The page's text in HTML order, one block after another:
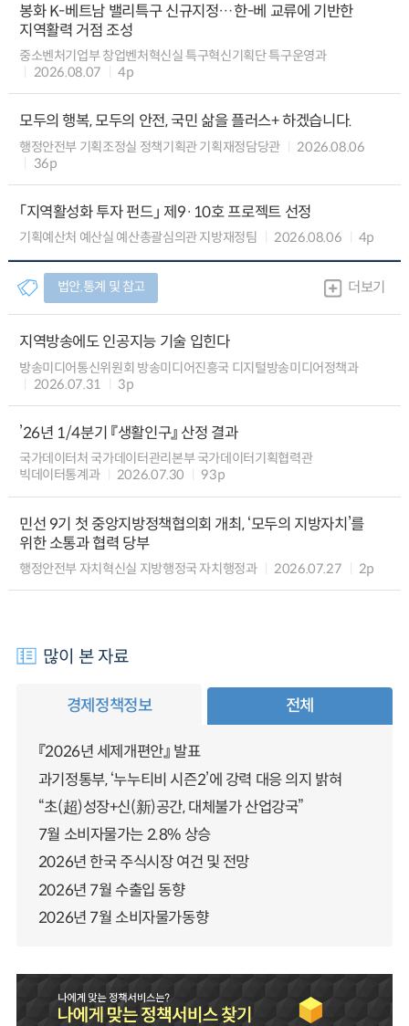
봉화 K-베트남 밸리특구 신규지정…한-베 교류에 기반한
지역활력 거점 조성
중소벤처기업부 창업벤처혁신실 특구혁신기획단 특구운영과
2026.08.07
4p
모두의 행복, 모두의 안전, 국민 삶을 플러스+ 하겠습니다.
행정안전부 기획조정실 정책기획관 기획재정담당관
2026.08.06
36p
「지역활성화 투자 펀드」 제9·10호 프로젝트 선정
기획예산처 예산실 예산총괄심의관 지방재정팀 2026.08.06 4p
법안.통계 및 참고 더보기
지역방송에도 인공지능 기술 입힌다
방송미디어통신위원회 방송미디어진흥국 디지털방송미디어정책과
2026.07.31
3p
’26년 1/4분기 『생활인구』 산정 결과
국가데이터처 국가데이터관리본부 국가데이터기획협력관
빅데이터통계과
2026.07.30 93p
민선 9기 첫 중앙지방정책협의회 개최, ‘모두의 지방자치’를
위한 소통과 협력 당부
행정안전부 자치혁신실 지방행정국 자치행정과 2026.07.27 2p
많이 본 자료
경제정책정보 전체
『2026년 세제개편안』 발표
과기정통부, ‘누누티비 시즌2’에 강력 대응 의지 밝혀
“초(超)성장+신(新)공간, 대체불가 산업강국”
7월 소비자물가는 2.8% 상승
2026년 한국 주식시장 여건 및 전망
2026년 7월 수출입 동향
2026년 7월 소비자물가동향